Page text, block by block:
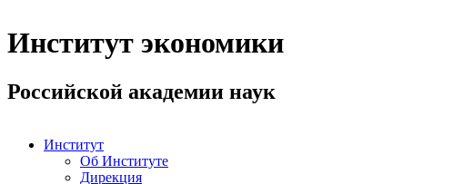
Институт экономики
Российской академии наук
Институт
Об Институте
Дирекция